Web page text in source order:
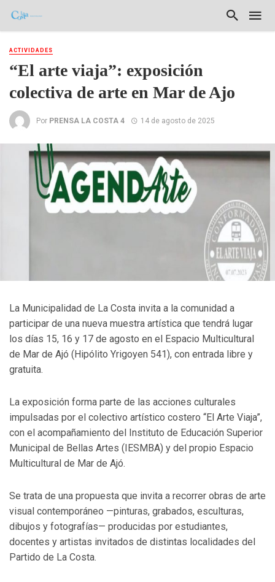
ACTIVIDADES
“El arte viaja”: exposición
colectiva de arte en Mar de Ajo
Por PRENSA LA COSTA 4 14 de agosto de 2025
La Municipalidad de La Costa invita a la comunidad a
participar de una nueva muestra artística que tendrá lugar
los días 15, 16 y 17 de agosto en el Espacio Multicultural
de Mar de Ajó (Hipólito Yrigoyen 541), con entrada libre y
gratuita.
La exposición forma parte de las acciones culturales
impulsadas por el colectivo artístico costero “El Arte Viaja”,
con el acompañamiento del Instituto de Educación Superior
Municipal de Bellas Artes (IESMBA) y del propio Espacio
Multicultural de Mar de Ajó.
Se trata de una propuesta que invita a recorrer obras de arte
visual contemporáneo —pinturas, grabados, esculturas,
dibujos y fotografías— producidas por estudiantes,
docentes y artistas invitados de distintas localidades del
Partido de La Costa.